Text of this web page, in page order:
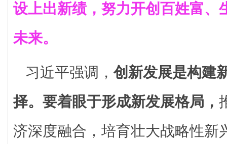
设上出新绩，努力开创百姓富、
未来。
习近平强调， 创新发展是构建
择。 要着眼于形成新发展格局，
济深度融合，培育壮大战略性新